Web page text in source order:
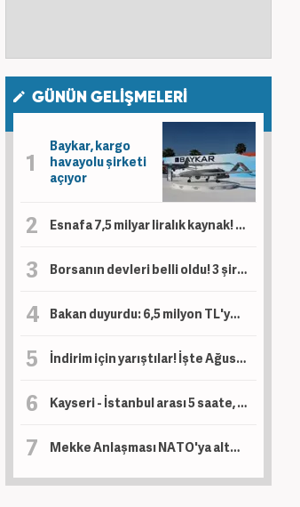
GÜNÜN GELİŞMELERİ
Baykar, kargo
havayolu şirketi
açıyor
Esnafa 7,5 milyar liralık kaynak! 'Kesintisiz bir şekilde desteklemeye devam'
Borsanın devleri belli oldu! 3 şirketin piyasa değeri 1 trilyon lirayı aştı
Bakan duyurdu: 6,5 milyon TL'ye kadar destek sağlanacak!
İndirim için yarıştılar! İşte Ağustos ayı kampanyalı sıfır otomobil fiyatları!
Kayseri - İstanbul arası 5 saate, Kayseri - Ankara arası da 1 saat 45 dakikaya düşecek!
Mekke Anlaşması NATO'ya alternatif bir yapı değil!